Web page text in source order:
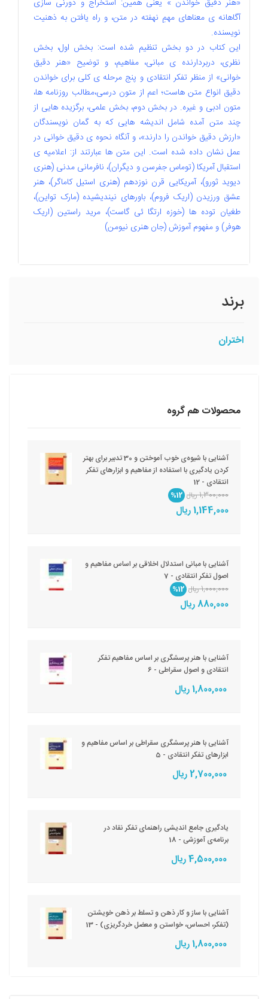
«هنر دقیق خواندن » یعنی همین: استخراج و دورنی سازی
آگاهانه ی معناهای مهمِ نهفته در متن، و راه یافتن به ذهنیت
نویسنده.
این کتاب در دو بخش تنظیم شده است: بخش اول، بخش
نظری، دربردارنده ی مبانی، مفاهیم، و توضیح «هنر دقیق
خوانی» از منظر تفکر انتقادی و پنج مرحله ی کلی برای خواندن
دقیق انواع متن هاست؛ اعم از متون درسی،مطالب روزنامه ها،
متون ادبی و غیره. در بخش دوم، بخش علمی، برگزیده هایی از
چند متن آمده شامل اندیشه هایی که به گمان نویسندگان
«ارزش دقیق خواندن را دارند»، و آنگاه نحوه ی دقیق خوانی در
عمل نشان داده شده است. این متن ها عبارتند از: اعلامیه ی
استقبال آمریکا (توماس جفرسن و دیگران)، نافرمانی مدنی (هنری
دیوید ثورو)، آمریکایی قرن نوزدهم (هنری استیل کاماگر)، هنر
عشق ورزیدن (اریک فروم)، باورهای نیندیشیده (مارک تواین)،
طغیان توده ها (خوزه ارتگا ئی گاست)، مرید راستین (اریک
هوفر) و مفهوم آموزش (جان هنری نیومن)
برند
اختران
محصولات هم گروه
آشنایی با شیوه‌ی خوب آموختن و 30 تدبیر برای بهتر
کردن یادگیری با استفاده از مفاهیم و ابزارهای تفکر
انتقادی - 12
1,300,000 ریال
%12
1,144,000 ریال
آشنایی با مبانی استدلال اخلاقی بر اساس مفاهیم و
اصول تفکر انتقادی - 7
1,000,000 ریال
%12
880,000 ریال
آشنایی با هنر پرسشگری بر اساس مفاهیم تفکر
انتقادی و اصول سقراطی - 6
1,800,000 ریال
آشنایی با هنر پرسشگری سقراطی بر اساس مفاهیم و
ابزارهای تفکر انتقادی - 5
2,700,000 ریال
یادگیری جامع اندیشی راهنمای تفکر نقاد در
برنامه‌ی آموزشی - 18
4,500,000 ریال
آشنایی با ساز و کار ذهن و تسلط بر ذهن خویشتن
(تفکر، احساس، خواستن و معضل خردگریزی) - 13
1,800,000 ریال